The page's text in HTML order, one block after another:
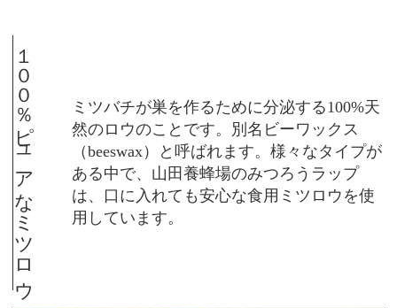
１００％ピュアなミツロウ
ミツバチが巣を作るために分泌する100%天
然のロウのことです。別名ビーワックス
（beeswax）と呼ばれます。様々なタイプが
ある中で、山田養蜂場のみつろうラップ
は、口に入れても安心な食用ミツロウを使
用しています。